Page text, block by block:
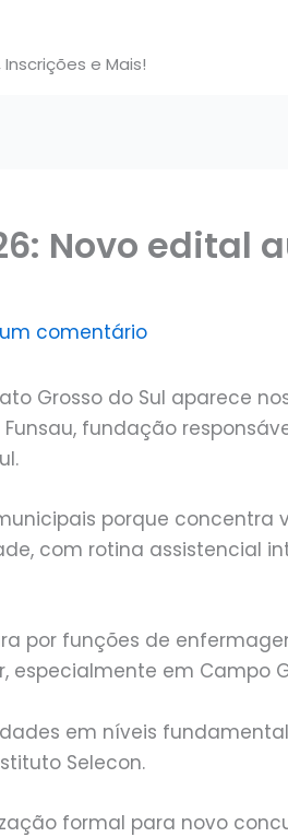
e Mais!
Novo edital
comentário
Grosso do Sul aparece
fundação
porque concentra
com rotina assistencial
por funções de
especialmente em Campo
em níveis
Selecon.
formal para novo